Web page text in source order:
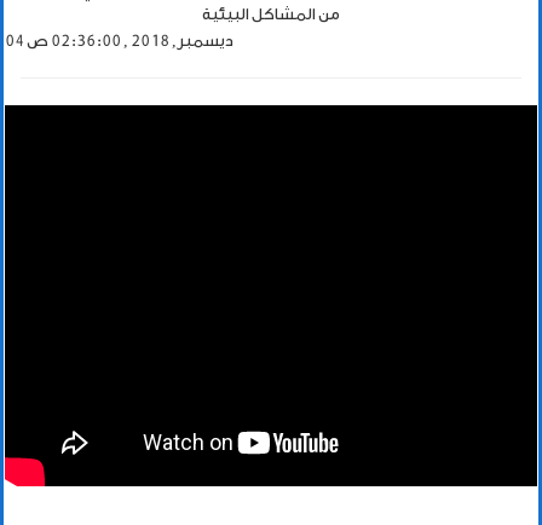
من المشاكل البيئية
04 ديسمبر, 2018 , 02:36:00 ص